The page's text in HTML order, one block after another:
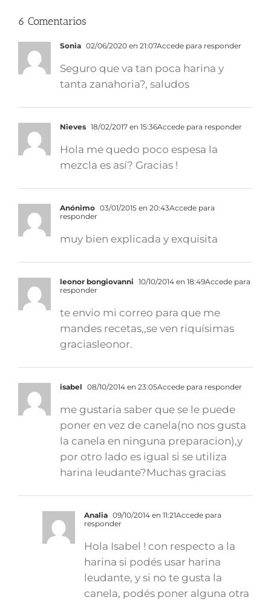
6 Comentarios
Sonia 02/06/2020 en 21:07Accede para responder
Seguro que va tan poca harina y
tanta zanahoria?, saludos
Nieves 18/02/2017 en 15:36Accede para responder
Hola me quedo poco espesa la
mezcla es así? Gracias !
Anónimo 03/01/2015 en 20:43Accede para
responder
muy bien explicada y exquisita
leonor bongiovanni 10/10/2014 en 18:49Accede para
responder
te envio mi correo para que me
mandes recetas,,se ven riquísimas
graciasleonor.
isabel 08/10/2014 en 23:05Accede para responder
me gustaria saber que se le puede
poner en vez de canela(no nos gusta
la canela en ninguna preparacion),y
por otro lado es igual si se utiliza
harina leudante?Muchas gracias
Analia 09/10/2014 en 11:21Accede para
responder
Hola Isabel ! con respecto a la
harina si podés usar harina
leudante, y si no te gusta la
canela, podés poner alguna otra